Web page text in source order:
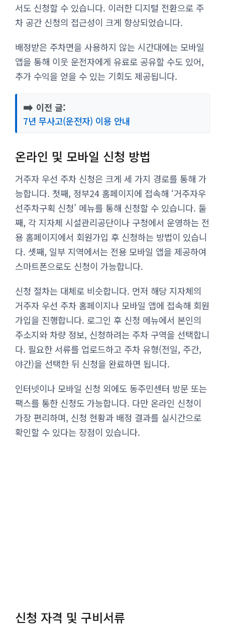
서도 신청할 수 있습니다. 이러한 디지털 전환으로 주
차 공간 신청의 접근성이 크게 향상되었습니다.
배정받은 주차면을 사용하지 않는 시간대에는 모바일
앱을 통해 이웃 운전자에게 유료로 공유할 수도 있어,
추가 수익을 얻을 수 있는 기회도 제공됩니다.
➡️ 이전 글:
7년 무사고(운전자) 이용 안내
온라인 및 모바일 신청 방법
거주자 우선 주차 신청은 크게 세 가지 경로를 통해 가
능합니다. 첫째, 정부24 홈페이지에 접속해 ‘거주자우
선주차구획 신청’ 메뉴를 통해 신청할 수 있습니다. 둘
째, 각 지자체 시설관리공단이나 구청에서 운영하는 전
용 홈페이지에서 회원가입 후 신청하는 방법이 있습니
다. 셋째, 일부 지역에서는 전용 모바일 앱을 제공하여
스마트폰으로도 신청이 가능합니다.
신청 절차는 대체로 비슷합니다. 먼저 해당 지자체의
거주자 우선 주차 홈페이지나 모바일 앱에 접속해 회원
가입을 진행합니다. 로그인 후 신청 메뉴에서 본인의
주소지와 차량 정보, 신청하려는 주차 구역을 선택합니
다. 필요한 서류를 업로드하고 주차 유형(전일, 주간,
야간)을 선택한 뒤 신청을 완료하면 됩니다.
인터넷이나 모바일 신청 외에도 동주민센터 방문 또는
팩스를 통한 신청도 가능합니다. 다만 온라인 신청이
가장 편리하며, 신청 현황과 배정 결과를 실시간으로
확인할 수 있다는 장점이 있습니다.
신청 자격 및 구비서류